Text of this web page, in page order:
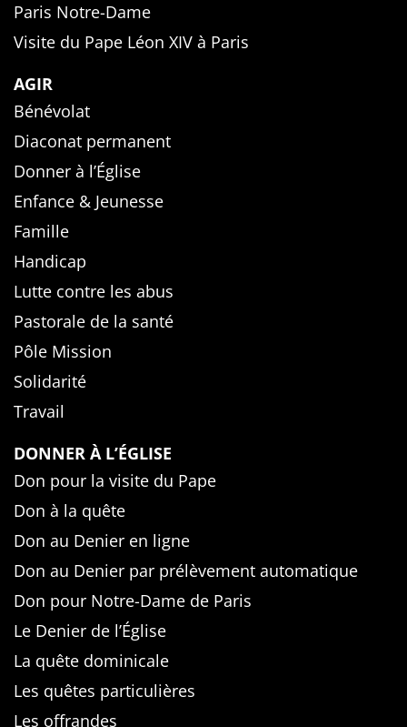
Paris Notre-Dame
Visite du Pape Léon XIV à Paris
AGIR
Bénévolat
Diaconat permanent
Donner à l’Église
Enfance & Jeunesse
Famille
Handicap
Lutte contre les abus
Pastorale de la santé
Pôle Mission
Solidarité
Travail
DONNER À L’ÉGLISE
Don pour la visite du Pape
Don à la quête
Don au Denier en ligne
Don au Denier par prélèvement automatique
Don pour Notre-Dame de Paris
Le Denier de l’Église
La quête dominicale
Les quêtes particulières
Les offrandes